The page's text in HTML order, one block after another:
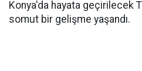
Konya'da hayata geçirilecek
somut bir gelişme yaşandı.